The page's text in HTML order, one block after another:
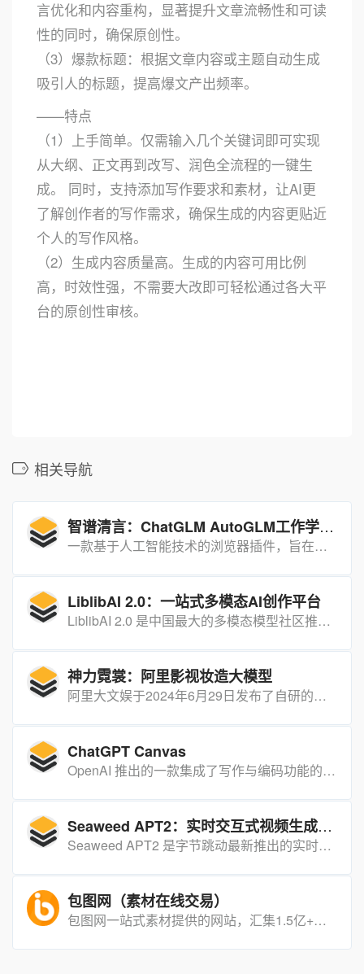
言优化和内容重构，显著提升文章流畅性和可读
性的同时，确保原创性。
（3）爆款标题：根据文章内容或主题自动生成
吸引人的标题，提高爆文产出频率。
——特点
（1）上手简单。仅需输入几个关键词即可实现
从大纲、正文再到改写、润色全流程的一键生
成。 同时，支持添加写作要求和素材，让AI更
了解创作者的写作需求，确保生成的内容更贴近
个人的写作风格。
（2）生成内容质量高。生成的内容可用比例
高，时效性强，不需要大改即可轻松通过各大平
台的原创性审核。
相关导航
智谱清言：ChatGLM AutoGLM工作学习助手
一款基于人工智能技术的浏览器插件，旨在通过自然语言处理技术，帮助用户自动化执行网页和手机上的任务。
LiblibAI 2.0：一站式多模态AI创作平台
LiblibAI 2.0 是中国最大的多模态模型社区推出的全新创作平台，集成图像、视频生成与模型训练于一体，支持免费算力与海量模型资源，旨在让创作者“零门槛”实现高质量AI创作。
神力霓裳：阿里影视妆造大模型
阿里大文娱于2024年6月29日发布了自研的影视妆造大模型“神力霓裳”，这是首个专门针对影视剧服饰造型设计而打造的AI大模型，可以快速生成各朝代的影视级服饰造型，辅助造型师进行创意设计。
ChatGPT Canvas
OpenAI 推出的一款集成了写作与编码功能的全新工具，旨在通过与 ChatGPT 的合作，为用户提供一个更加直观和高效的编写与编码项目界面。
Seaweed APT2：实时交互式视频生成的未来
Seaweed APT2 是字节跳动最新推出的实时交互式视频生成模型，采用自回归对抗后训练（AAPT）技术，实现单 GPU 24fps 的长视频流式生成，支持虚拟人物与世界漫游互动。
包图网（素材在线交易）
包图网一站式素材提供的网站，汇集1.5亿+优质正版内容，为各行各业输出正版图片、视频、音频、源文件等。